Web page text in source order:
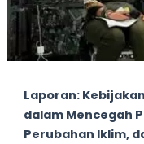
Laporan:
dalam Mencegah
Perubahan Iklim,